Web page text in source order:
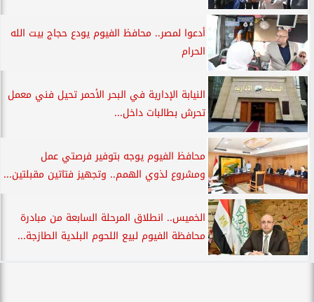
أدعوا لمصر.. محافظ الفيوم يودع حجاج بيت الله
الحرام
النيابة الإدارية في البحر الأحمر تحيل فني معمل
تحرش بطالبات داخل...
محافظ الفيوم يوجه بتوفير فرصتي عمل
ومشروع لذوي الهمم.. وتجهيز فتاتين مقبلتين...
الخميس.. انطلاق المرحلة السابعة من مبادرة
محافظة الفيوم لبيع اللحوم البلدية الطازجة...